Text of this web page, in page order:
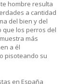
hombre resulta
a cantidad
del bien y del
que los perros del
más
a él
pisoteando su
en España